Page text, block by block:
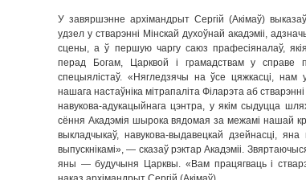
У завяршэнне архімандрыт Сергій (Акімаў)
удзел у стварэнні Мінскай духоўнай акадэміі,
сцены, а ў першую чаргу саюз прафесіяналаў,
перад Богам, Царквой і грамадствам у справе
спецыялістаў. «Нягледзячы на ўсе цяжкасці,
нашага настаўніка мітрапаліта Філарэта аб
навукова-адукацыйнага цэнтра, у якім сыдуцца
сёння Акадэмія шырока вядомая за межамі нашай
выкладчыкаў, навукова-выдавецкай дзейнасці,
выпускнікамі», — сказаў рэктар Акадэміі.
яны — будучыня Царквы. «Вам працягваць і